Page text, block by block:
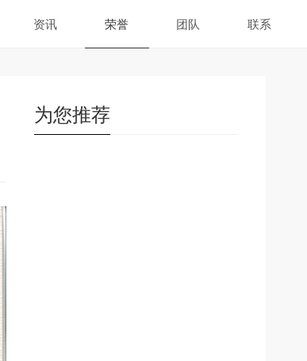
资讯 荣誉 团队 联系
为您推荐